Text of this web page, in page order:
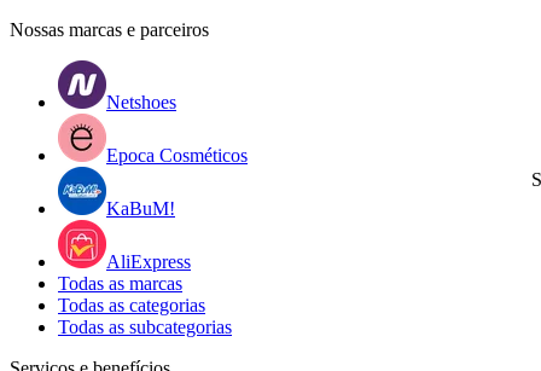
Nossas marcas e parceiros
Netshoes
Epoca Cosméticos
KaBuM!
AliExpress
Todas as marcas
Todas as categorias
Todas as subcategorias